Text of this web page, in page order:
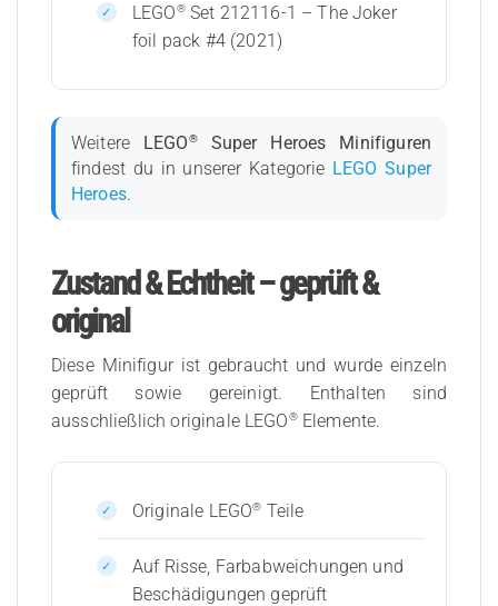
LEGO®Set 212116-1 – The Joker
foil pack #4 (2021)
Weitere LEGO®Super Heroes Minifiguren
findest du in unserer Kategorie LEGO Super
Heroes.
Zustand & Echtheit – geprüft &
original
Diese Minifigur ist gebraucht und wurde einzeln
geprüft sowie gereinigt. Enthalten sind
ausschließlich originale LEGO®Elemente.
Originale LEGO® Teile
Auf Risse, Farbabweichungen und
Beschädigungen geprüft